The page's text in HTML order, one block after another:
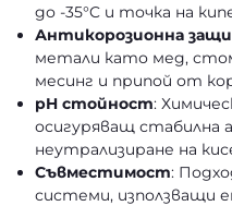
до -35°C и точка на
Антикорозионна
метали като мед,
месинг и припой от
pH стойност:
осигуряващ стабилна
неутрализиране на
Съвместимост:
системи, използващи